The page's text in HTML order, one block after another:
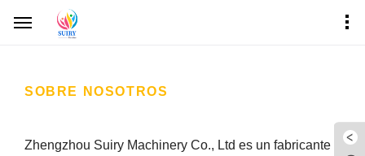
SOBRE NOSOTROS
Zhengzhou Suiry Machinery Co., Ltd es un fabricante